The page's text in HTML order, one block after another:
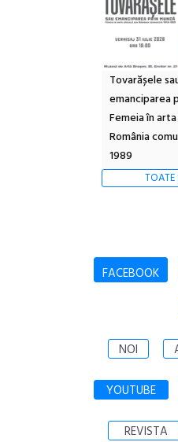
Tovarășele
emanciparea
Femeia în
România
1989
TOATE
FACEBOOK
NOI
YOUTUBE
REVISTA